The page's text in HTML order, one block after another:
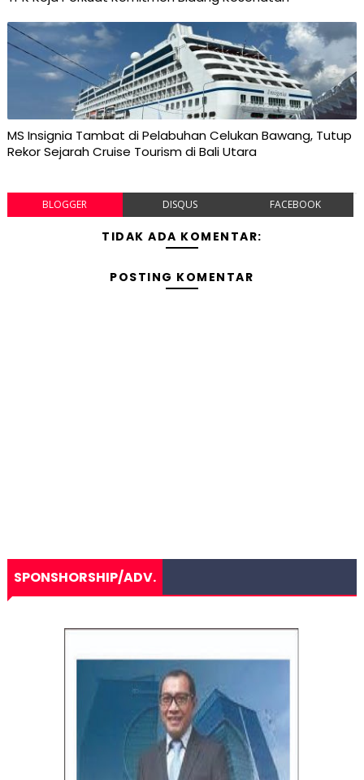
MS Insignia Tambat di Pelabuhan Celukan Bawang, Tutup
Rekor Sejarah Cruise Tourism di Bali Utara
BLOGGER DISQUS FACEBOOK
TIDAK ADA KOMENTAR:
POSTING KOMENTAR
SPONSHORSHIP/ADV.